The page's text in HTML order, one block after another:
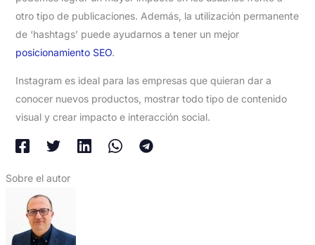
otro tipo de publicaciones. Además, la utilización permanente
de ‘hashtags’ puede ayudarnos a tener un mejor
posicionamiento SEO.
Instagram es ideal para las empresas que quieran dar a
conocer nuevos productos, mostrar todo tipo de contenido
visual y crear impacto e interacción social.
Sobre el autor